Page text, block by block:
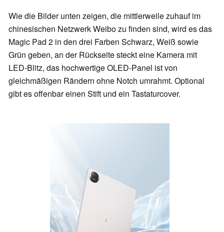
Wie die Bilder unten zeigen, die mittlerweile zuhauf im
chinesischen Netzwerk Weibo zu finden sind, wird es das
Magic Pad 2 in den drei Farben Schwarz, Weiß sowie
Grün geben, an der Rückseite steckt eine Kamera mit
LED-Blitz, das hochwertige OLED-Panel ist von
gleichmäßigen Rändern ohne Notch umrahmt. Optional
gibt es offenbar einen Stift und ein Tastaturcover.